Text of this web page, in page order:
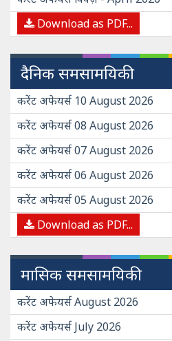
Download as PDF...
दैनिक समसामयिकी
करेंट अफेयर्स 10 August 2026
करेंट अफेयर्स 08 August 2026
करेंट अफेयर्स 07 August 2026
करेंट अफेयर्स 06 August 2026
करेंट अफेयर्स 05 August 2026
Download as PDF...
मासिक समसामयिकी
करेंट अफेयर्स August 2026
करेंट अफेयर्स July 2026